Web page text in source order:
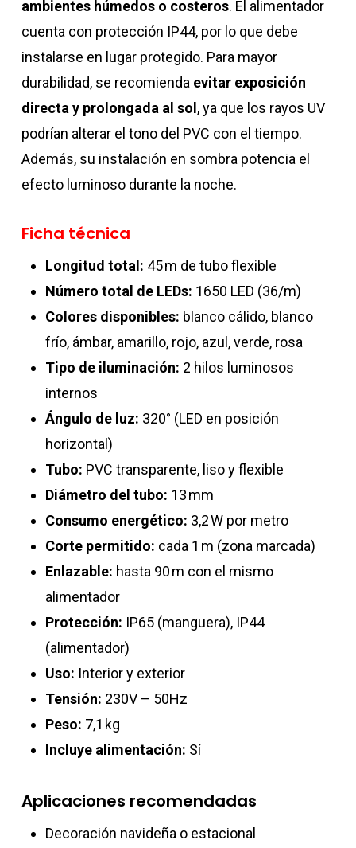
ambientes húmedos o costeros. El alimentador
cuenta con protección IP44, por lo que debe
instalarse en lugar protegido. Para mayor
durabilidad, se recomienda evitar exposición
directa y prolongada al sol, ya que los rayos UV
podrían alterar el tono del PVC con el tiempo.
Además, su instalación en sombra potencia el
efecto luminoso durante la noche.
Ficha técnica
Longitud total: 45 m de tubo flexible
Número total de LEDs: 1650 LED (36/m)
Colores disponibles: blanco cálido, blanco
frío, ámbar, amarillo, rojo, azul, verde, rosa
Tipo de iluminación: 2 hilos luminosos
internos
Ángulo de luz: 320° (LED en posición
horizontal)
Tubo: PVC transparente, liso y flexible
Diámetro del tubo: 13 mm
Consumo energético: 3,2 W por metro
Corte permitido: cada 1 m (zona marcada)
Enlazable: hasta 90 m con el mismo
alimentador
Protección: IP65 (manguera), IP44
(alimentador)
Uso: Interior y exterior
Tensión: 230V – 50Hz
Peso: 7,1 kg
Incluye alimentación: Sí
Aplicaciones recomendadas
Decoración navideña o estacional